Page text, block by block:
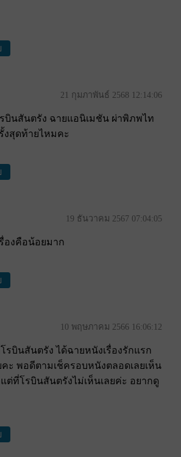
21 กุมภาพันธ์ 2568 12:14:06
บินสันตรัง ฉายแอนิเมชัน ผ่าพิภพไท
งสุดท้ายไหมคะ
19 ธันวาคม 2567 07:04:05
องคือน้อยมาก
10 พฤษภาคม 2566 16:06:12
รบินสันตรัง ได้ฉายหนังเรื่องรักแรก
ะ พอดีตามเช็ครอบหนังตลอดเลยเห็น
ต่ที่โรบินสันตรังไม่เห็นเลยค่ะ อยากดู